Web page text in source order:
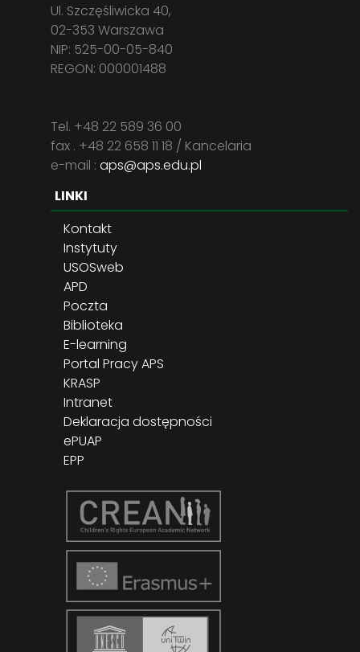
Ul. Szczęśliwicka 40,
02-353 Warszawa
NIP: 525-00-05-840
REGON: 000001488
Tel. +48 22 589 36 00
fax . +48 22 658 11 18 / Kancelaria
e-mail : aps@aps.edu.pl
LINKI
Kontakt
Instytuty
USOSweb
APD
Poczta
Biblioteka
E-learning
Portal Pracy APS
KRASP
Intranet
Deklaracja dostępności
ePUAP
EPP